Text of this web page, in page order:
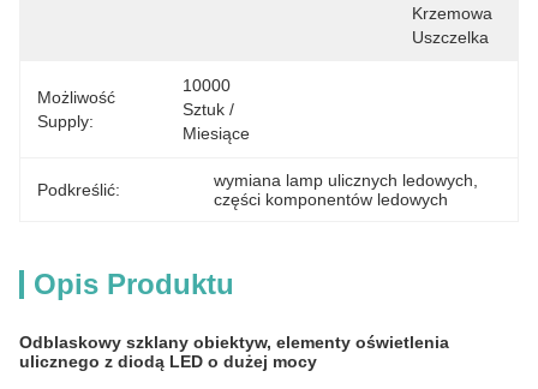
Krzemowa
Uszczelka
Możliwość
Supply:
10000
Sztuk /
Miesiące
Podkreślić: wymiana lamp ulicznych ledowych
części komponentów ledowych
Opis Produktu
Odblaskowy szklany obiektyw, elementy oświetlenia
ulicznego z diodą LED o dużej mocy